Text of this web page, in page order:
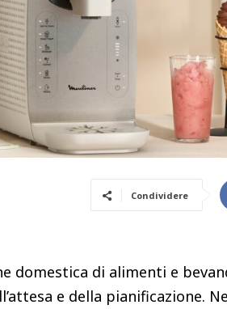
Condividere
domestica di alimenti e
e della pianificazione.